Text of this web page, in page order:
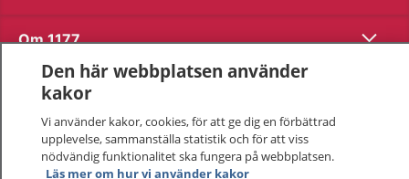
Om 1177 Visa
Kontakt
Behandling av personuppgifter
Den här webbplatsen använder
kakor
Vi använder kakor, cookies, för att ge dig en förbättrad
upplevelse, sammanställa statistik och för att viss
nödvändig funktionalitet ska fungera på webbplatsen.
Läs mer om hur vi använder kakor